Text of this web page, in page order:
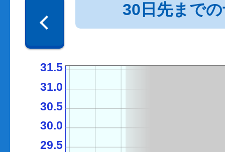
30日先まで
29.5
30.0
30.5
31.0
31.5